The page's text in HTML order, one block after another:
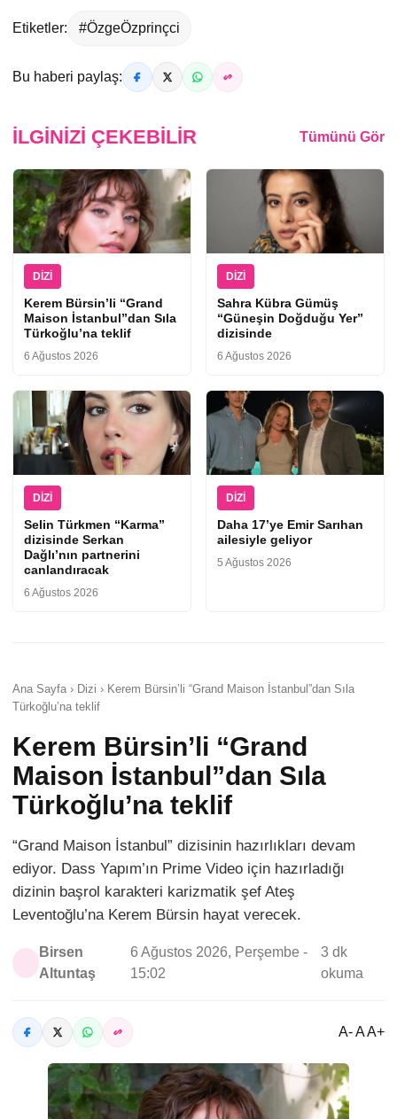
Etiketler: #ÖzgeÖzprinçci
Bu haberi paylaş:
İLGINIZI ÇEKEBILIR Tümünü Gör
DIZI
Kerem Bürsin’li “Grand
Maison İstanbul”dan Sıla
Türkoğlu’na teklif
6 Ağustos 2026
DIZI
Sahra Kübra Gümüş
“Güneşin Doğduğu Yer”
dizisinde
6 Ağustos 2026
DIZI
Selin Türkmen “Karma”
dizisinde Serkan
Dağlı’nın partnerini
canlandıracak
6 Ağustos 2026
DIZI
Daha 17’ye Emir Sarıhan
ailesiyle geliyor
5 Ağustos 2026
Ana Sayfa › Dizi › Kerem Bürsin’li “Grand Maison İstanbul”dan Sıla
Türkoğlu’na teklif
Kerem Bürsin’li “Grand
Maison İstanbul”dan Sıla
Türkoğlu’na teklif
“Grand Maison İstanbul” dizisinin hazırlıkları devam
ediyor. Dass Yapım’ın Prime Video için hazırladığı
dizinin başrol karakteri karizmatik şef Ateş
Leventoğlu’na Kerem Bürsin hayat verecek.
Birsen
Altuntaş
6 Ağustos 2026, Perşembe -
15:02
3 dk
okuma
A- A A+